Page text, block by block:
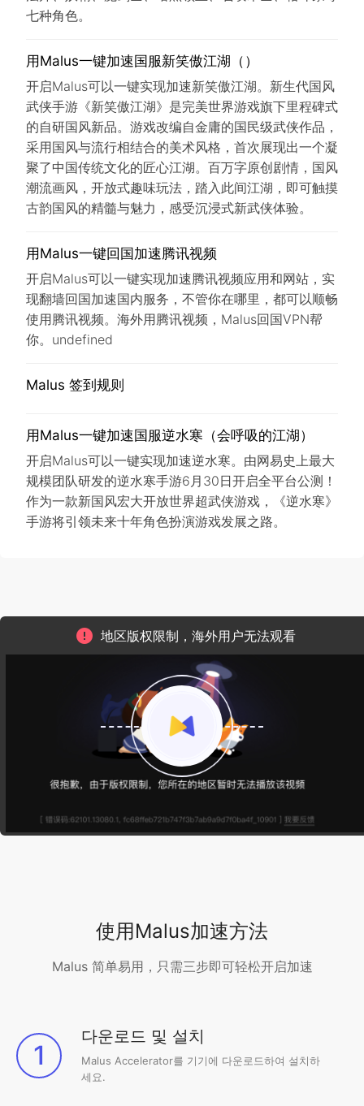
七种角色。
用Malus一键加速国服新笑傲江湖（）
开启Malus可以一键实现加速新笑傲江湖。新生代国风
武侠手游《新笑傲江湖》是完美世界游戏旗下里程碑式
的自研国风新品。游戏改编自金庸的国民级武侠作品，
采用国风与流行相结合的美术风格，首次展现出一个凝
聚了中国传统文化的匠心江湖。百万字原创剧情，国风
潮流画风，开放式趣味玩法，踏入此间江湖，即可触摸
古韵国风的精髓与魅力，感受沉浸式新武侠体验。
用Malus一键回国加速腾讯视频
开启Malus可以一键实现加速腾讯视频应用和网站，实
现翻墙回国加速国内服务，不管你在哪里，都可以顺畅
使用腾讯视频。海外用腾讯视频，Malus回国VPN帮
你。undefined
Malus 签到规则
用Malus一键加速国服逆水寒（会呼吸的江湖）
开启Malus可以一键实现加速逆水寒。由网易史上最大
规模团队研发的逆水寒手游6月30日开启全平台公测！
作为一款新国风宏大开放世界超武侠游戏，《逆水寒》
手游将引领未来十年角色扮演游戏发展之路。
地区版权限制，海外用户无法观看
使用Malus加速方法
Malus 简单易用，只需三步即可轻松开启加速
1
다운로드 및 설치
Malus Accelerator를 기기에 다운로드하여 설치하
세요.